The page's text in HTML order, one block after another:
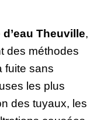
Theuville,
des méthodes
fuite sans
les plus
des tuyaux, les